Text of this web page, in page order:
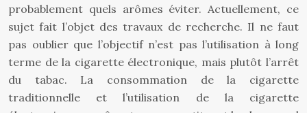
probablement quels arômes éviter. Actuellement, ce
sujet fait l’objet des travaux de recherche. Il ne faut
pas oublier que l’objectif n’est pas l’utilisation à long
terme de la cigarette électronique, mais plutôt l’arrêt
du tabac. La consommation de la cigarette
traditionnelle et l’utilisation de la cigarette